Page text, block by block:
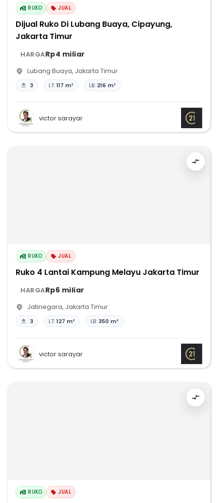
RUKO JUAL
Dijual Ruko Di Lubang Buaya, Cipayung,
Jakarta Timur
HARGARp4 miliar
Lubang Buaya, Jakarta Timur
3 LT:117 m² LB: 216 m²
victor sarayar
RUKO JUAL
Ruko 4 Lantai Kampung Melayu Jakarta Timur
HARGARp6 miliar
Jatinegara, Jakarta Timur
3 LT:127 m² LB: 350 m²
victor sarayar
RUKO JUAL